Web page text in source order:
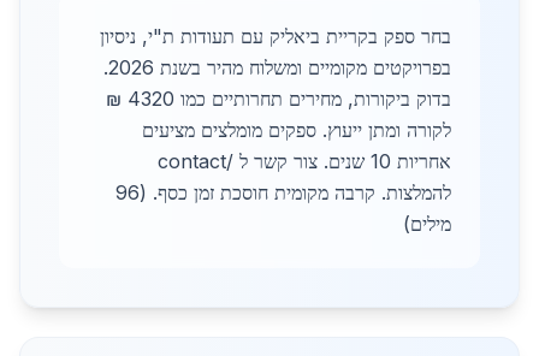
בחר ספק בקריית ביאליק עם תעודות ת"י, ניסיון
בפרויקטים מקומיים ומשלוח מהיר בשנת 2026.
בדוק ביקורות, מחירים תחרותיים כמו 4320 ₪
לקורה ומתן ייעוץ. ספקים מומלצים מציעים
אחריות 10 שנים. צור קשר ל /contact
להמלצות. קרבה מקומית חוסכת זמן כסף. (96
מילים)